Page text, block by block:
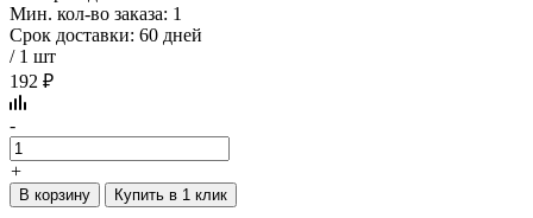
Мин. кол-во заказа: 1
Срок доставки: 60 дней
/ 1 шт
192 ₽
-
+
В корзину Купить в 1 клик